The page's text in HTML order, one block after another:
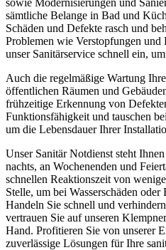
sowie Modernisierungen und
sämtliche Belange in Bad und
Schäden und Defekte rasch und
Problemen wie Verstopfungen
unser Sanitärservice schnell ein,
Auch die regelmäßige Wartung
öffentlichen Räumen und
frühzeitige Erkennung von
Funktionsfähigkeit und tauschen
um die Lebensdauer Ihrer
Unser Sanitär Notdienst steht
nachts, an Wochenenden und
schnellen Reaktionszeit von
Stelle, um bei Wasserschäden
Handeln Sie schnell und
vertrauen Sie auf unseren
Hand. Profitieren Sie von unserer
zuverlässige Lösungen für Ihre